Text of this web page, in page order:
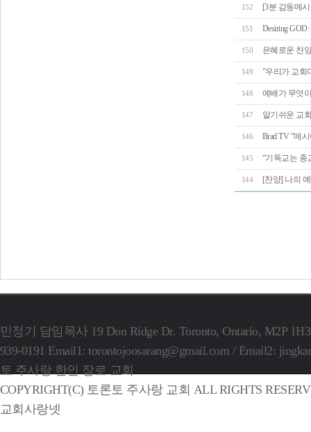
152 [3분 감동메
151 Desiring GOD:
150 은혜로운 찬
149 "우리가 교회
148 예배가 무엇
147 알기쉬운 교
146 Brad TV "메
145 “기독교는 종
144 [찬양] 나의
민정기 담임목사 19 Don Ridge Dr. Toronto, Ontario, M2P
939-0191 Email1: torontojoosarang@gmail.com / Email2:
토 주사랑 한인 장로 교회
COPYRIGHT(C) 토론토 주사랑 교회 ALL RIGHTS
교회사랑넷